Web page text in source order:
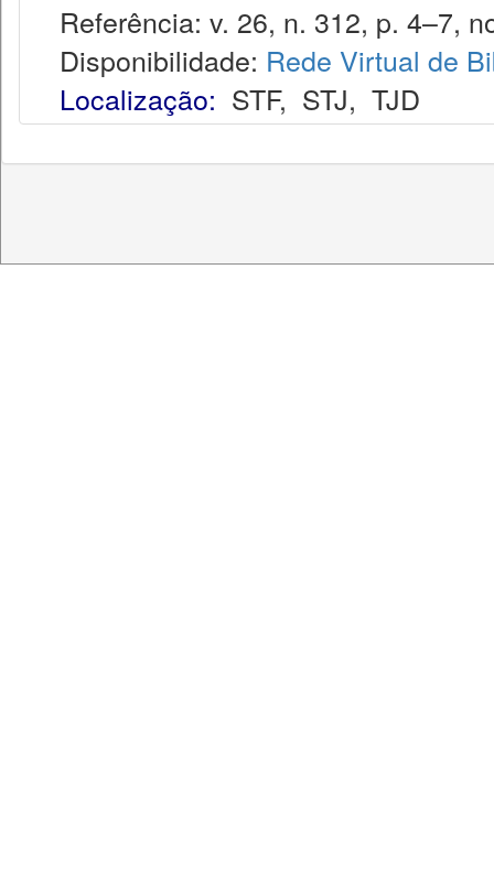
Referência: v. 26, n. 312, p. 4–7,
Disponibilidade: Rede Virtual de
Localização: STF, STJ, TJD